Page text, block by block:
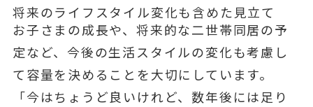
将来のライフスタイル変化も含めた見立て
お子さまの成長や、将来的な二世帯同居の予
定など、今後の生活スタイルの変化も考慮し
て容量を決めることを大切にしています。
「今はちょうど良いけれど、数年後には足り